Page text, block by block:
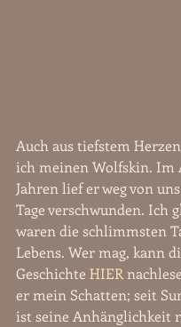
Auch aus tiefstem
ich meinen Wolfskin. Im
Jahren lief er weg von
Tage verschwunden. Ich
waren die schlimmsten
Lebens. Wer mag, kann
Geschichte HIER
er mein Schatten; seit
ist seine Anhänglichkeit